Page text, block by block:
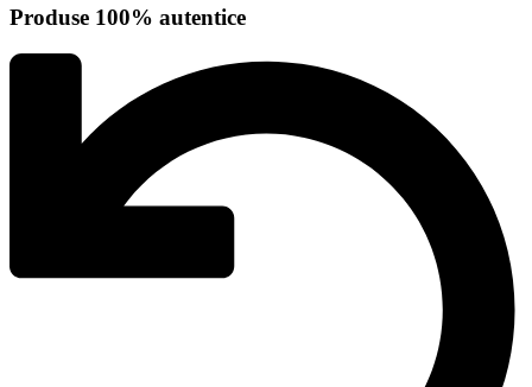
Produse 100% autentice